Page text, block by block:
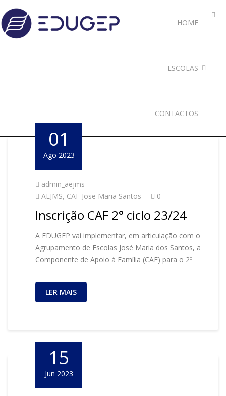
HOME
ESCOLAS
CONTACTOS
01
Ago 2023
admin_aejms
AEJMS, CAF Jose Maria Santos 0
Inscrição CAF 2° ciclo 23/24
A EDUGEP vai implementar, em articulação com o
Agrupamento de Escolas José Maria dos Santos, a
Componente de Apoio à Família (CAF) para o 2º
LER MAIS
15
Jun 2023